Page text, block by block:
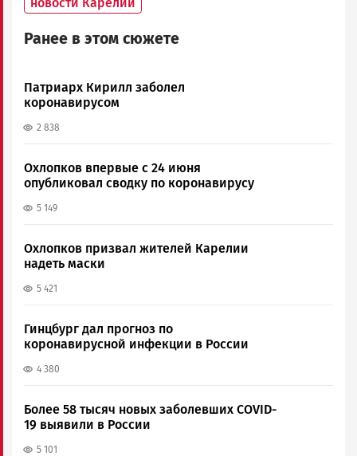
Ранее в этом сюжете
Патриарх Кирилл заболел
коронавирусом
2 838
Охлопков впервые с 24 июня
опубликовал сводку по коронавирусу
5 149
Охлопков призвал жителей Карелии
надеть маски
5 421
Гинцбург дал прогноз по
коронавирусной инфекции в России
4 380
Более 58 тысяч новых заболевших COVID-
19 выявили в России
5 101